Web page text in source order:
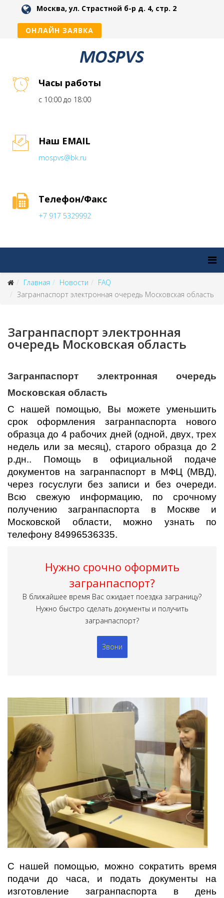
Москва, ул. Страстной б-р д. 4, стр. 2
ОНЛАЙН ЗАЯВКА
Часы работы
с 10:00 до 18:00
Наш EMAIL
mospvs@bk.ru
Телефон/Факс
+7 917 5329992
Главная Новости
FAQ
Загранпаспорт электронная очередь Московская область
Загранпаспорт электронная
очередь Московская область
Загранпаспорт электронная очередь
Московская область
С нашей помощью, Вы можете уменьшить
срок оформления загранпаспорта нового
образца до 4 рабочих дней (одной, двух, трех
недель или за месяц), старого образца до 2
р.дн.. Помощь в официальной подаче
документов на загранпаспорт в МФЦ (МВД),
через госуслуги без записи и без очереди.
Всю свежую информацию, по срочному
получению загранпаспорта в Москве и
Московской области, можно узнать по
телефону 84996536335.
Нужно срочно оформить
загранпаспорт?
В ближайшее время Вас ожидает поездка заграницу?
Нужно быстро сделать документы и получить
загранпаспорт?
Звони
С нашей помощью, можно сократить время
подачи до часа, и подать документы на
изготовление загранпаспорта в день